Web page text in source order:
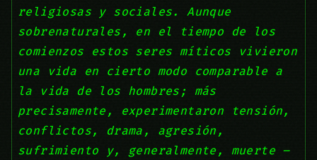
religiosas y sociales. Aunque
sobrenaturales, en el tiempo de los
comienzos estos seres míticos vivieron
una vida en cierto modo comparable a
la vida de los hombres; más
precisamente, experimentaron tensión,
conflictos, drama, agresión,
sufrimiento y, generalmente, muerte –